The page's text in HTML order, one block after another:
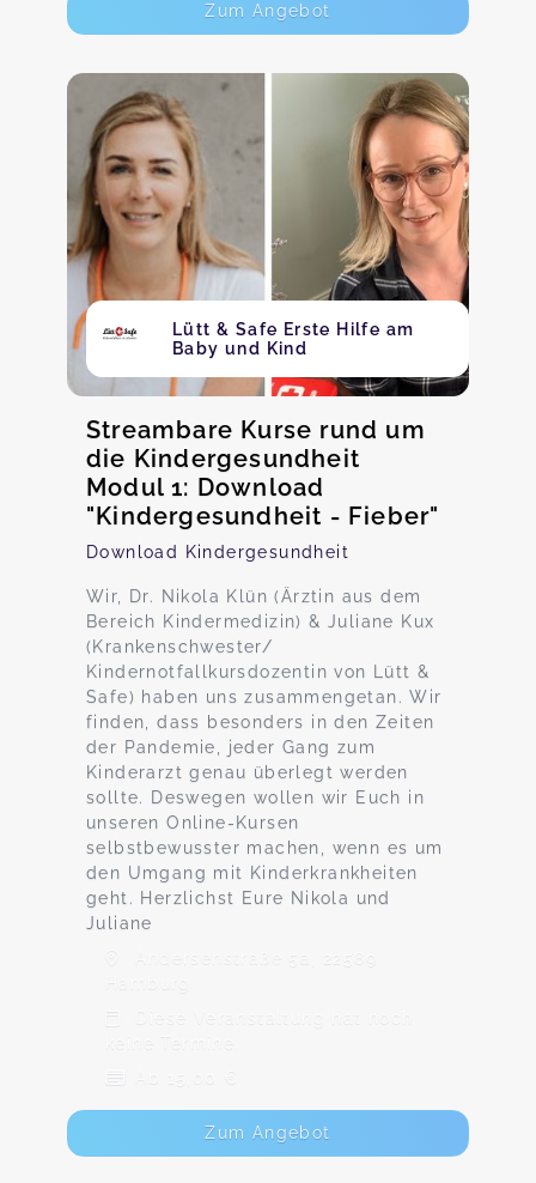
Zum Angebot
Lütt & Safe Erste Hilfe am
Baby und Kind
Streambare Kurse rund um
die Kindergesundheit
Modul 1: Download
"Kindergesundheit - Fieber"
Download Kindergesundheit
Wir, Dr. Nikola Klün (Ärztin aus dem
Bereich Kindermedizin) & Juliane Kux
(Krankenschwester/
Kindernotfallkursdozentin von Lütt &
Safe) haben uns zusammengetan. Wir
finden, dass besonders in den Zeiten
der Pandemie, jeder Gang zum
Kinderarzt genau überlegt werden
sollte. Deswegen wollen wir Euch in
unseren Online-Kursen
selbstbewusster machen, wenn es um
den Umgang mit Kinderkrankheiten
geht. Herzlichst Eure Nikola und
Juliane
Andersenstraße 5a, 22589
Hamburg
Diese Veranstaltung hat noch
keine Termine.
Ab 15,00 €
Zum Angebot